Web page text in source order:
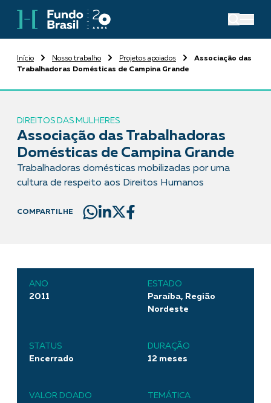
Início Nosso trabalho Projetos apoiados
Associação das
Trabalhadoras Domésticas de Campina Grande
DIREITOS DAS MULHERES
Associação das Trabalhadoras
Domésticas de Campina Grande
Trabalhadoras domésticas mobilizadas por uma
cultura de respeito aos Direitos Humanos
COMPARTILHE
ANO
2011
ESTADO
Paraíba, Região
Nordeste
STATUS
Encerrado
DURAÇÃO
12 meses
VALOR DOADO
TEMÁTICA